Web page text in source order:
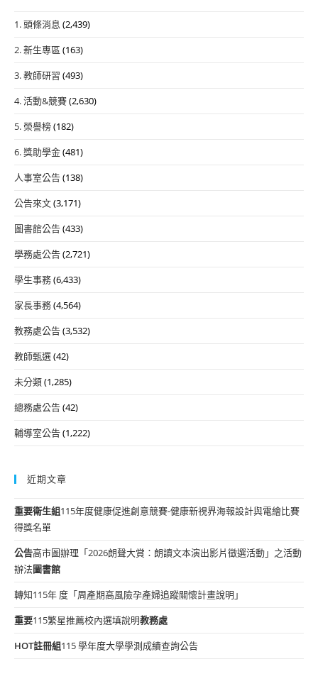
1. 頭條消息 (2,439)
2. 新生專區 (163)
3. 教師研習 (493)
4. 活動&競賽(2,630)
5. 榮譽榜(182)
6. 獎助學金(481)
人事室公告(138)
公告來文(3,171)
圖書館公告(433)
學務處公告(2,721)
學生事務(6,433)
家長事務(4,564)
教務處公告(3,532)
教師甄選(42)
未分類(1,285)
總務處公告(42)
輔導室公告(1,222)
近期文章
重要衛生組115年度健康促進創意競賽-健康新視界海報設計與電繪比賽
得獎名單
公告高市圖辦理「2026朗聲大賞：朗讀文本演出影片徵選活動」之活動
辦法圖書館
轉知115年 度「周產期高風險孕產婦追蹤關懷計畫說明」
重要115繁星推薦校內選填說明教務處
HOT註冊組115 學年度大學學測成績查詢公告